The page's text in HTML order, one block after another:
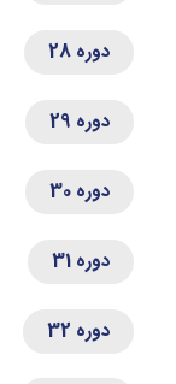
دوره 28
دوره 29
دوره 30
دوره 31
دوره 32